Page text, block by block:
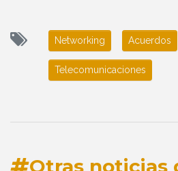
Networking Acuerdos
Telecomunicaciones
Otras noticias